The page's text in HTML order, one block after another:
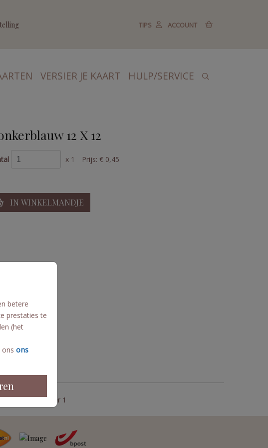
TIPS ACCOUNT
VERSIER JE KAART HULP/SERVICE
betere
prestaties te
(het
ons
12 X 12
x 1 Prijs: € 0,45
IN WINKELMANDJE
€ 0,45 per 1